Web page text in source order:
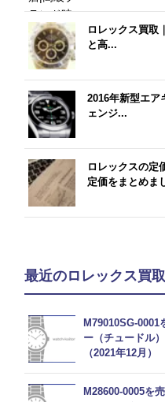
ロレックス買取
と高...
2016年新型エア
ェンジ...
ロレックスの定
定価をまとめま
最近のロレックス買
M79010SG-
ー（チュードル
（2021年12月）
M28600-0005を